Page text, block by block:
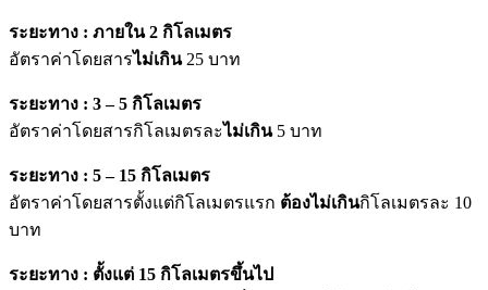
ระยะทาง : ภายใน 2 กิโลเมตร
อัตราค่าโดยสารไม่เกิน 25 บาท
ระยะทาง : 3 – 5 กิโลเมตร
อัตราค่าโดยสารกิโลเมตรละไม่เกิน5 บาท
ระยะทาง : 5 – 15 กิโลเมตร
อัตราค่าโดยสารตั้งแต่กิโลเมตรแรก ต้องไม่เกินกิโลเมตรละ 10
บาท
ระยะทาง : ตั้งแต่ 15 กิโลเมตรขึ้นไป